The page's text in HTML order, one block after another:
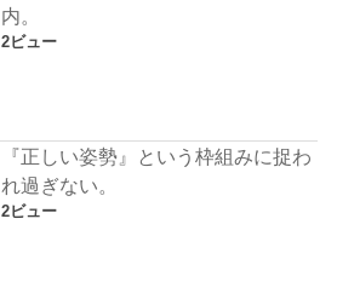
内。
2ビュー
『正しい姿勢』という枠組みに捉わ
れ過ぎない。
2ビュー